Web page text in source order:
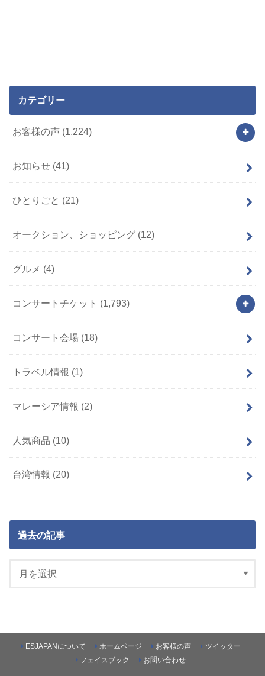
カテゴリー
お客様の声 (1,224)
お知らせ (41)
ひとりごと (21)
オークション、ショッピング (12)
グルメ (4)
コンサートチケット (1,793)
コンサート会場 (18)
トラベル情報 (1)
マレーシア情報 (2)
人気商品 (10)
台湾情報 (20)
過去の記事
ESJAPANについて ホームページ お客様の声
ツイッター
フェイスブック
お問い合わせ